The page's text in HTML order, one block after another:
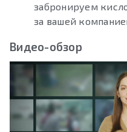
забронируем
за вашей
Видео-обзор